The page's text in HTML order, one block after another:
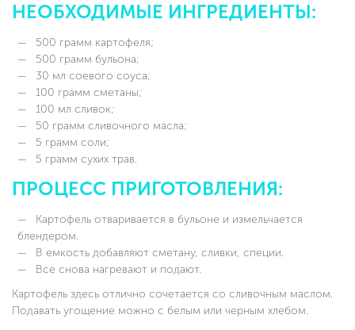
НЕОБХОДИМЫЕ ИНГРЕДИЕНТЫ:
500 грамм картофеля;
500 грамм бульона;
30 мл соевого соуса;
100 грамм сметаны;
100 мл сливок;
50 грамм сливочного масла;
5 грамм соли;
5 грамм сухих трав.
ПРОЦЕСС ПРИГОТОВЛЕНИЯ:
Картофель отваривается в бульоне и измельчается
блендером.
В емкость добавляют сметану, сливки, специи.
Все снова нагревают и подают.
Картофель здесь отлично сочетается со сливочным маслом.
Подавать угощение можно с белым или черным хлебом.